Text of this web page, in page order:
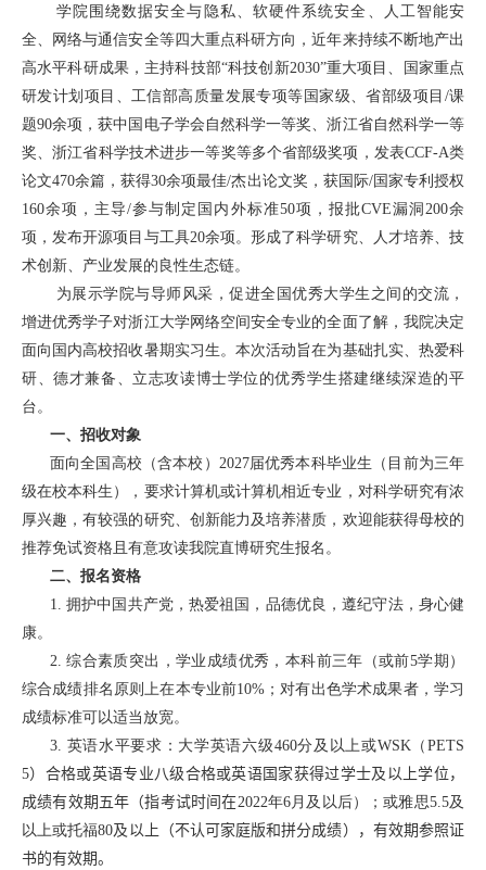
学院围绕数据安全与隐私、软硬件系统安全、人工智能安
全、网络与通信安全等四大重点科研方向，近年来持续不断地产出
高水平科研成果，主持科技部“科技创新2030”重大项目、国家重点
研发计划项目、工信部高质量发展专项等国家级、省部级项目/课
题90余项，获中国电子学会自然科学一等奖、浙江省自然科学一等
奖、浙江省科学技术进步一等奖等多个省部级奖项，发表CCF-A类
论文470余篇，获得30余项最佳/杰出论文奖，获国际/国家专利授权
160余项，主导/参与制定国内外标准50项，报批CVE漏洞200余
项，发布开源项目与工具20余项。形成了科学研究、人才培养、技
术创新、产业发展的良性生态链。
为展示学院与导师风采，促进全国优秀大学生之间的交流，
增进优秀学子对浙江大学网络空间安全专业的全面了解，我院决定
面向国内高校招收暑期实习生。本次活动旨在为基础扎实、热爱科
研、德才兼备、立志攻读博士学位的优秀学生搭建继续深造的平
台。
一、招收对象
面向全国高校（含本校） 2027届优秀本科毕业生（目前为三年
级在校本科生），要求计算机或计算机相近专业，对科学研究有浓
厚兴趣，有较强的研究、创新能力及培养潜质，欢迎能获得母校的
推荐免试资格且有意攻读我院直博研究生报名。
二、报名资格
1.拥护中国共产党，热爱祖国，品德优良，遵纪守法，身心健
康。
2.综合素质突出，学业成绩优秀，本科前三年（或前5学期）
综合成绩排名原则上在本专业前10% ；对有出色学术成果者，学习
成绩标准可以适当放宽。
3. 英语水平要求：大学英语六级460分及以上或WSK（PETS
5）合格或英语专业八级合格或英语国家获得过学士及以上学位，
成绩有效期五年（指考试时间在2022年6月及以后）；或雅思5.5及
以上或托福80及以上（不认可家庭版和拼分成绩），有效期参照证
书的有效期。